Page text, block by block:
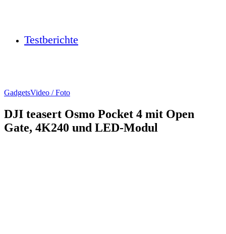
Testberichte
GadgetsVideo / Foto
DJI teasert Osmo Pocket 4 mit Open
Gate, 4K240 und LED-Modul